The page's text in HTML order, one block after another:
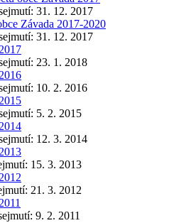
31. 12. 2017
Závada 2017-2020
31. 12. 2017
23. 1. 2018
10. 2. 2016
5. 2. 2015
12. 3. 2014
15. 3. 2013
21. 3. 2012
9. 2. 2011